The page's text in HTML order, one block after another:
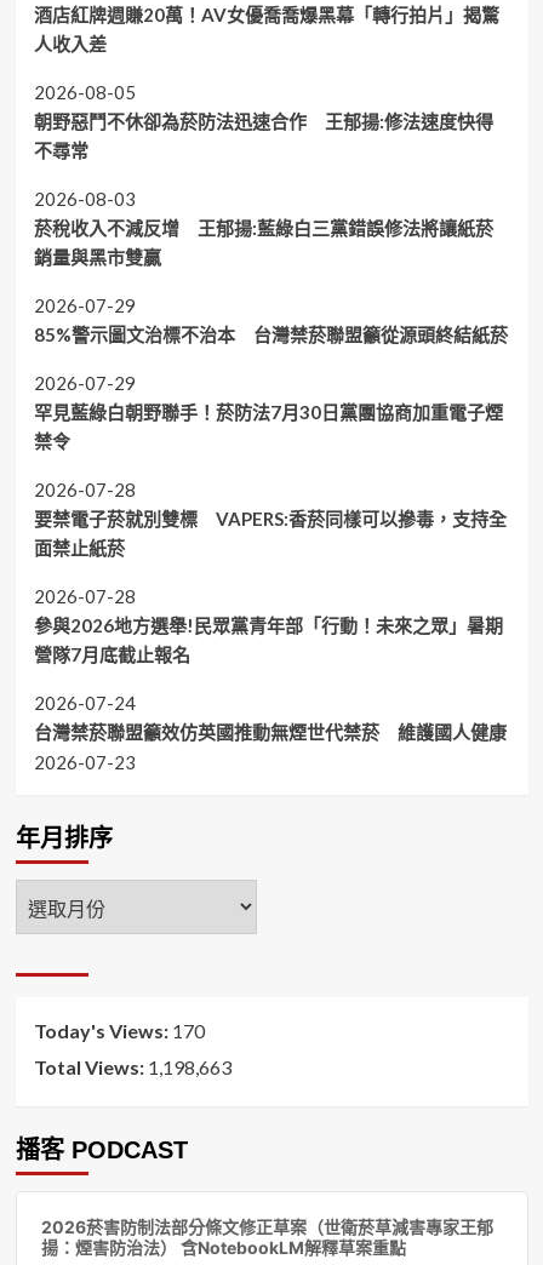
酒店紅牌週賺20萬！AV女優喬喬爆黑幕「轉行拍片」揭驚
人收入差
2026-08-05
朝野惡鬥不休卻為菸防法迅速合作 王郁揚:修法速度快得
不尋常
2026-08-03
菸稅收入不減反增 王郁揚:藍綠白三黨錯誤修法將讓紙菸
銷量與黑市雙贏
2026-07-29
85%警示圖文治標不治本 台灣禁菸聯盟籲從源頭終結紙菸
2026-07-29
罕見藍綠白朝野聯手！菸防法7月30日黨團協商加重電子煙
禁令
2026-07-28
要禁電子菸就別雙標 VAPERS:香菸同樣可以摻毒，支持全
面禁止紙菸
2026-07-28
參與2026地方選舉!民眾黨青年部「行動！未來之眾」暑期
營隊7月底截止報名
2026-07-24
台灣禁菸聯盟籲效仿英國推動無煙世代禁菸 維護國人健康
2026-07-23
年月排序
年
月
Today's Views: 170
Total Views: 1,198,663
播客 PODCAST
2026菸害防制法部分條文修正草案（世衛菸草減害專家王郁
揚：煙害防治法） 含NotebookLM解釋草案重點